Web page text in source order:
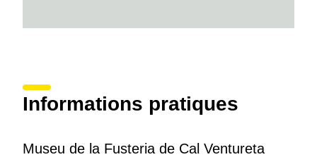
Informations pratiques
Museu de la Fusteria de Cal Ventureta